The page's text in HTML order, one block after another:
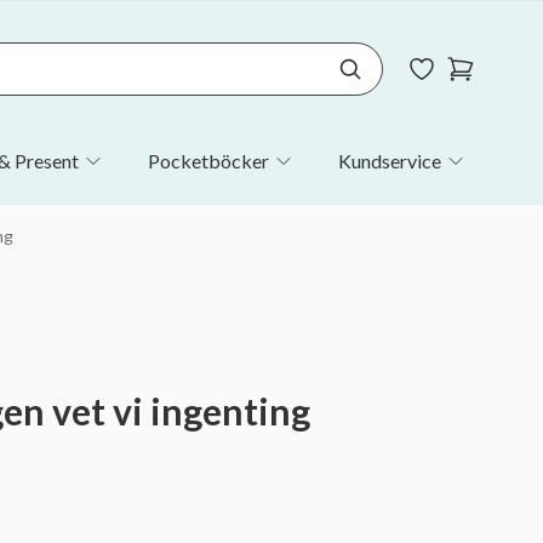
Present Pocketböcker Kundservice
vet vi ingenting